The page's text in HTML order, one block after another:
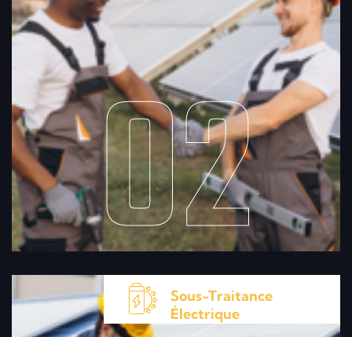
02
Sous-Traitance
Électrique